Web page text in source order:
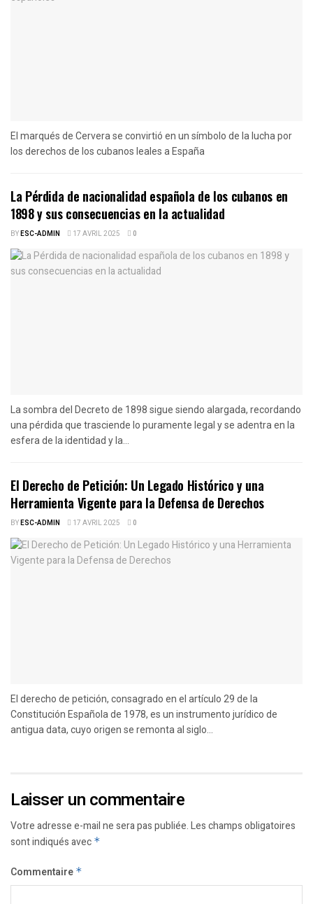
El marqués de Cervera se convirtió en un símbolo de la lucha por
los derechos de los cubanos leales a España
La Pérdida de nacionalidad española de los cubanos en
1898 y sus consecuencias en la actualidad
BYESC-ADMIN 17 AVRIL 2025 0
La sombra del Decreto de 1898 sigue siendo alargada, recordando
una pérdida que trasciende lo puramente legal y se adentra en la
esfera de la identidad y la...
El Derecho de Petición: Un Legado Histórico y una
Herramienta Vigente para la Defensa de Derechos
BYESC-ADMIN 17 AVRIL 2025 0
El derecho de petición, consagrado en el artículo 29 de la
Constitución Española de 1978, es un instrumento jurídico de
antigua data, cuyo origen se remonta al siglo...
Laisser un commentaire
Votre adresse e-mail ne sera pas publiée.Les champs obligatoires
sont indiqués avec *
Commentaire *